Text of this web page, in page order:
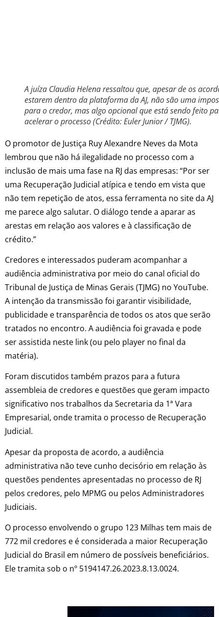
A juíza Claudia Helena ressaltou que, apesar de os
estarem dentro da plataforma da AJ, não são uma
para o credor, mas algo opcional que está sendo feito
acelerar o processo (Crédito: Euler Junior / TJMG).
O promotor de Justiça Ruy Alexandre Neves da Mota
lembrou que não há ilegalidade no processo com a
inclusão de mais uma fase na RJ das empresas: “Por ser
uma Recuperação Judicial atípica e tendo em vista que
não tem repetição de atos, essa ferramenta no site da AJ
me parece algo salutar. O diálogo tende a aparar as
arestas em relação aos valores e à classificação de
crédito.”
Credores e interessados puderam acompanhar a
audiência administrativa por meio do canal oficial do
Tribunal de Justiça de Minas Gerais (TJMG) no YouTube.
A intenção da transmissão foi garantir visibilidade,
publicidade e transparência de todos os atos que serão
tratados no encontro. A audiência foi gravada e pode
ser assistida neste link (ou pelo player no final da
matéria).
Foram discutidos também prazos para a futura
assembleia de credores e questões que geram impacto
significativo nos trabalhos da Secretaria da 1ª Vara
Empresarial, onde tramita o processo de Recuperação
Judicial.
Apesar da proposta de acordo, a audiência
administrativa não teve cunho decisório em relação às
questões pendentes apresentadas no processo de RJ
pelos credores, pelo MPMG ou pelos Administradores
Judiciais.
O processo envolvendo o grupo 123 Milhas tem mais de
772 mil credores e é considerada a maior Recuperação
Judicial do Brasil em número de possíveis beneficiários.
Ele tramita sob o nº 5194147.26.2023.8.13.0024.